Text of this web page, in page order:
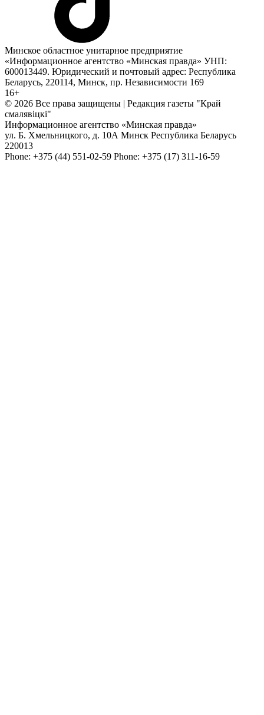
Минское областное унитарное предприятие
«Информационное агентство «Минская правда» УНП:
600013449. Юридический и почтовый адрес: Республика
Беларусь, 220114, Минск, пр. Независимости 169
16+
© 2026 Все права защищены | Редакция газеты "Край
смалявiцкi"
Информационное агентство «Минская правда»
ул. Б. Хмельницкого, д. 10А Минск Республика Беларусь
220013
Phone: +375 (44) 551-02-59 Phone: +375 (17) 311-16-59